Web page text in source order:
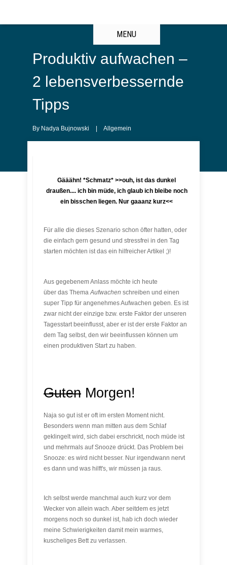
MENU
Produktiv aufwachen –
2 lebensverbessernde
Tipps
By Nadya Bujnowski Allgemein
Gääähn! *Schmatz* >>ouh, ist das dunkel
draußen.... ich bin müde, ich glaub ich bleibe noch
ein bisschen liegen. Nur gaaanz kurz<<
Für alle die dieses Szenario schon öfter hatten, oder
die einfach gern gesund und stressfrei in den Tag
starten möchten ist das ein hilfreicher Artikel ;)!
Aus gegebenem Anlass möchte ich heute
über das ThemaAufwachen schreiben und einen
super Tipp für angenehmes Aufwachen geben. Es ist
zwar nicht der einzige bzw. erste Faktor der unseren
Tagesstart beeinflusst, aber er ist der erste Faktor an
dem Tag selbst, den wir beeinflussen können um
einen produktiven Start zu haben.
Guten Morgen!
Naja so gut ist er oft im ersten Moment nicht.
Besonders wenn man mitten aus dem Schlaf
geklingelt wird, sich dabei erschrickt, noch müde ist
und mehrmals auf Snooze drückt. Das Problem bei
Snooze: es wird nicht besser. Nur irgendwann nervt
es dann und was hilft's, wir müssen ja raus.
Ich selbst werde manchmal auch kurz vor dem
Wecker von allein wach. Aber seitdem es jetzt
morgens noch so dunkel ist, hab ich doch wieder
meine Schwierigkeiten damit mein warmes,
kuscheliges Bett zu verlassen.